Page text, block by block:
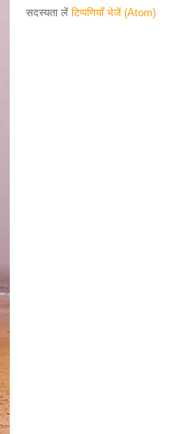
सदस्यता लेंटिप्पणियाँ भेजें (Atom)